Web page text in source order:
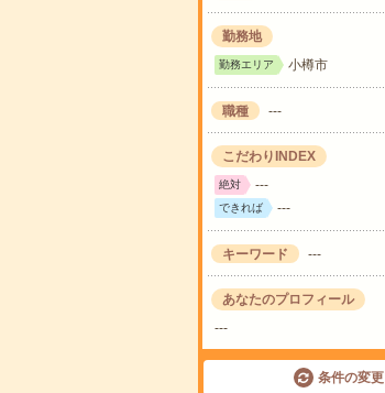
勤務地
勤務エリア 小樽市
職種 ---
こだわりINDEX
絶対 ---
できれば ---
キーワード ---
あなたのプロフィール
---
条件の変更